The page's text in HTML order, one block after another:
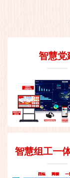
智慧党
智慧组工一